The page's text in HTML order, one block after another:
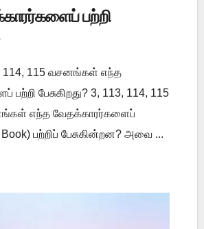
பற்றி
114, 115 வசனங்கள் எந்த
பற்றி பேசுகிறது? 3, 113, 114, 115
எந்த வேதக்காரர்களைப்
பற்றிப் பேசுகின்றன? அவை ...